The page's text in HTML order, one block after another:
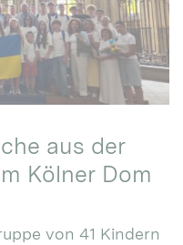
aus der
Kölner Dom
von 41 Kindern